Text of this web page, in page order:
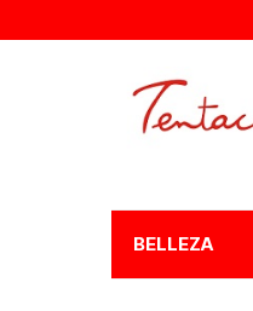
BELLEZA